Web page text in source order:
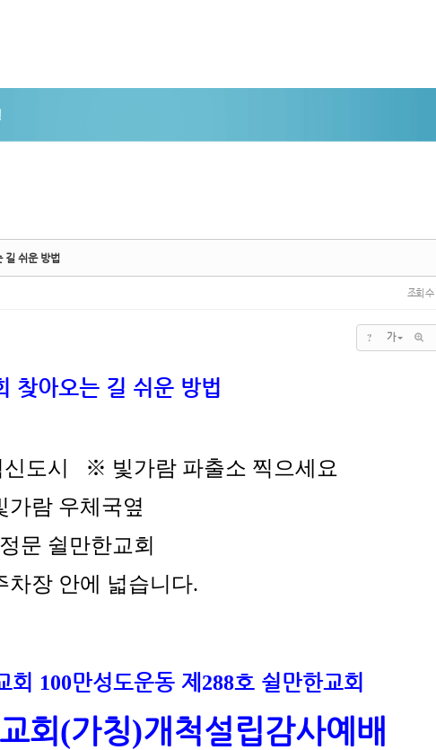
길 쉬운 방법
조회 수
? 가
찾아오는 길 쉬운 방법
도시 ※ 빛가람 파출소 찍으세요
가람 우체국옆
문 쉴만한교회
차장 안에 넓습니다.
회 100만성도운동 제 288호 쉴만한교회
회(가칭)개척설립감사예배